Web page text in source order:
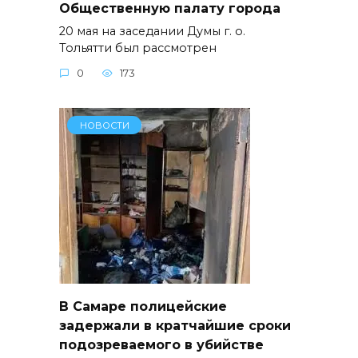
Общественную палату города
20 мая на заседании Думы г. о.
Тольятти был рассмотрен
0 173
НОВОСТИ
В Самаре полицейские
задержали в кратчайшие сроки
подозреваемого в убийстве